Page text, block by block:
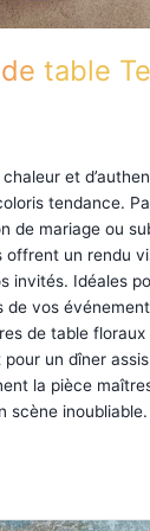
table
et
tendance.
de mariage ou
offrent un rendu
invités. Idéales
de vos
de table floraux
un dîner
la pièce
scène inoubliable.